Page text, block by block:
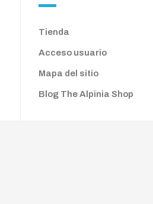
Tienda
Acceso usuario
Mapa del sitio
Blog The Alpinia Shop